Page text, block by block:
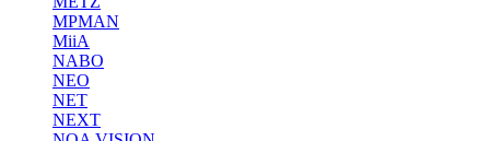
MPMAN
MiiA
NABO
NEO
NET
NEXT